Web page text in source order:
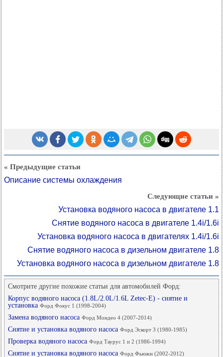
« Предыдущие статьи
Описание системы охлаждения
Следующие статьи »
Установка водяного насоса в двигателе 1.1
Снятие водяного насоса в двигателе 1.4i/1.6i
Установка водяного насоса в двигателях 1.4i/1.6i
Снятие водяного насоса в дизельном двигателе 1.8
Установка водяного насоса в дизельном двигателе 1.8
Смотрите другие похожие статьи для автомобилей Форд:
Корпус водяного насоса (1.8L/2.0L/1.6L Zetec-E) - снятие и
установка Форд Фокус 1 (1998-2004)
Замена водяного насоса Форд Мондео 4 (2007-2014)
Снятие и установка водяного насоса Форд Эскорт 3 (1980-1985)
Проверка водяного насоса Форд Таурус 1 и 2 (1986-1994)
Снятие и установка водяного насоса Форд Фьюжн (2002-2012)